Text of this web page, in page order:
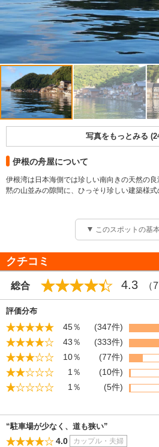
写真をもっとみる
伊根の舟屋について
伊根湾は日本海側では珍しい南向きの天然の
黙の山並みの隙間に、ひっそり珍しい建築様
区に選定されました。一階は海に向かって大
階は二次的な生活の場としての居室となって
ことができます。初めて訪れたのに、まるで
な、どこか懐かしい風情にあふれています。
このスポットの基
クチコミ
総合 4.3 （
評価分布
45％
(347件)
43％
(333件)
10％
(77件)
1％
(10件)
1％
(5件)
“駐車場が少なく、道も狭い”
4.0 カップル・夫婦